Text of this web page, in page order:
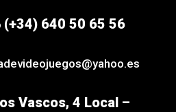
(+34) 640 50 65 56
Vascos, 4 Local –